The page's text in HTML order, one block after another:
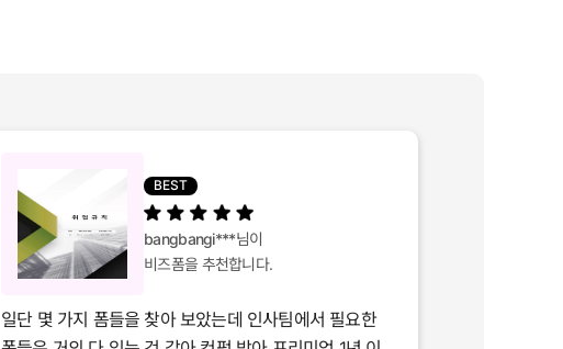
BEST
bangbangi***님이
비즈폼을 추천합니다.
일단 몇 가지 폼들을 찾아 보았는데 인사팀에서 필요한